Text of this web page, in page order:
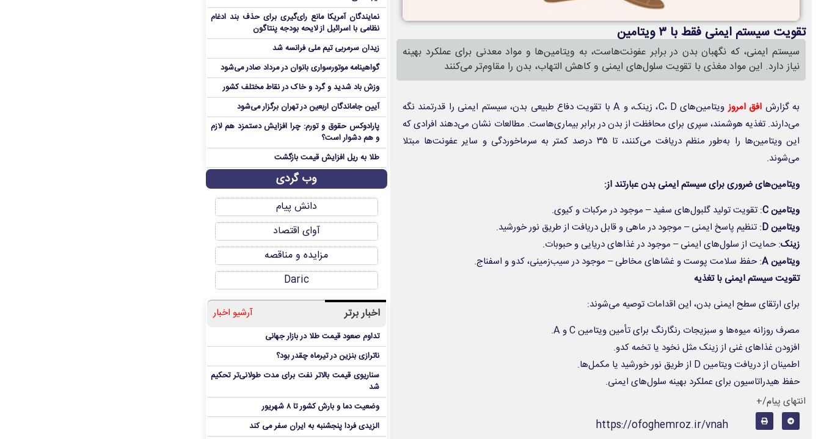
تقویت سیستم ایمنی فقط با ۳ ویتامین
سیستم ایمنی، که نگهبان بدن در برابر عفونت‌هاست، به ویتامین‌ها و مواد معدنی برای عملکرد بهینه
نیاز دارد. این مواد مغذی با تقویت سلول‌های ایمنی و کاهش التهاب، بدن را مقاوم‌تر می‌کنند
به گزارش افق امروز
ویتامین‌های C، D، زینک، و A با تقویت دفاع طبیعی بدن، سیستم ایمنی را قدرتمند نگه
می‌دارند. تغذیه هوشمند، سپری برای محافظت از بدن در برابر بیماری‌هاست. مطالعات نشان می‌دهند افرادی که
این ویتامین‌ها را به‌طور منظم دریافت می‌کنند، تا ۳۵ درصد کمتر به سرماخوردگی و سایر عفونت‌ها مبتلا
می‌شوند.
ویتامین‌های ضروری برای سیستم ایمنی بدن عبارتند از:
ویتامینC: تقویت تولید گلبول‌های سفید – موجود در مرکبات و کیوی.
ویتامینD: تنظیم پاسخ ایمنی – موجود در ماهی و قابل دریافت از طریق نور خورشید.
زینک: حمایت از سلول‌های ایمنی – موجود در غذاهای دریایی و حبوبات.
ویتامینA: حفظ سلامت پوست و غشاهای مخاطی – موجود در سیب‌زمینی، کدو و اسفناج.
تقویت سیستم ایمنی با تغذیه
برای ارتقای سطح ایمنی بدن، این اقدامات توصیه می‌شوند:
مصرف روزانه میوه‌ها و سبزیجات رنگارنگ برای تأمین ویتامین C و A.
افزودن غذاهای غنی از زینک مثل نخود یا تخمه کدو.
اطمینان از دریافت ویتامین D از طریق نور خورشید یا مکمل‌ها.
حفظ هیدراتاسیون برای عملکرد بهینه سلول‌های ایمنی.
انتهای پیام/+
https://ofoghemroz.ir/vnah
نمایندگان آمریکا مانع رای‌گیری برای حذف بند ادغام
نظامی با اسرائیل از لایحه بودجه پنتاگون
زیدان سرمربی تیم ملی فرانسه شد
گواهینامه موتورسواری بانوان در مرداد صادر می‌شود
وزش باد شدید و گرد و خاک در نقاط مختلف کشور
آیین جاماندگان اربعین در تهران برگزار می‌شود
پارادوکس حقوق و تورم: چرا افزایش دستمزد هم لازم
و هم دشوار است؟
طلا به ریل افزایش قیمت بازگشت
وب گردی
دانش پیام
آوای اقتصاد
مزایده و مناقصه
Daric
اخبار برتر آرشیو اخبار
تداوم صعود قیمت طلا در بازار جهانی
ناترازی بنزین در تیرماه چقدر بود؟
سناریوی قیمت بالاتر نفت برای مدت طولانی‌تر تحکیم
شد
وضعیت دما و بارش کشور تا ۸ شهریور
الزیدی فردا پنجشنبه به ایران سفر می کند